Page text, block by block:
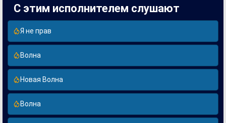
С этим исполнителем слушают
Я не прав
Волна
Новая Волна
Волна